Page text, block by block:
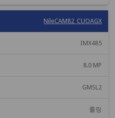
NileCAM82_CUOAGX
IMX485
8.0 MP
GMSL2
롤링